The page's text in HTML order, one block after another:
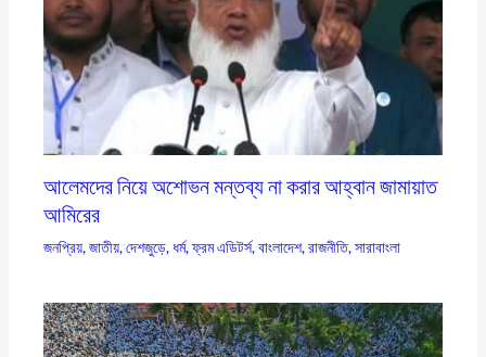
আলেমদের নিয়ে অশোভন মন্তব্য না করার আহ্বান জামায়াত
আমিরের
জনপ্রিয়,জাতীয়,দেশজুড়ে, ধর্ম,ফ্রম এডিটর্স,বাংলাদেশ,রাজনীতি,সারাবাংলা